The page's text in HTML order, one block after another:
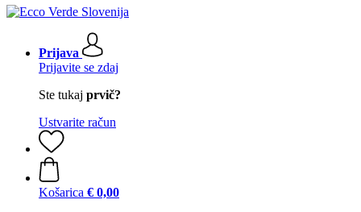
Prijava
Prijavite se zdaj
Ste tukaj prvič?
Ustvarite račun
Košarica € 0,00